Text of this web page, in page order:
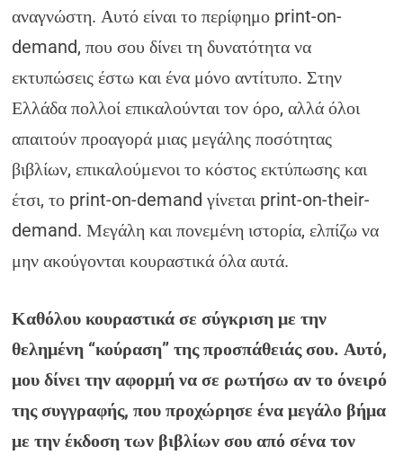
αναγνώστη. Αυτό είναι το περίφημο print-on-
demand, που σου δίνει τη δυνατότητα να
εκτυπώσεις έστω και ένα μόνο αντίτυπο. Στην
Ελλάδα πολλοί επικαλούνται τον όρο, αλλά όλοι
απαιτούν προαγορά μιας μεγάλης ποσότητας
βιβλίων, επικαλούμενοι το κόστος εκτύπωσης και
έτσι, το print-on-demand γίνεται print-on-their-
demand. Μεγάλη και πονεμένη ιστορία, ελπίζω να
μην ακούγονται κουραστικά όλα αυτά.
Καθόλου κουραστικά σε σύγκριση με την
θελημένη “κούραση” της προσπάθειάς σου. Αυτό,
μου δίνει την αφορμή να σε ρωτήσω αν το όνειρό
της συγγραφής, που προχώρησε ένα μεγάλο βήμα
με την έκδοση των βιβλίων σου από σένα τον